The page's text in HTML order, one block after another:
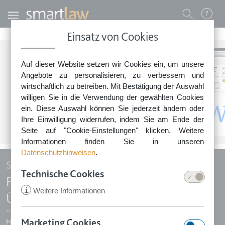
Einsatz von Cookies
Auf dieser Website setzen wir Cookies ein, um unsere
Angebote zu personalisieren, zu verbessern und
wirtschaftlich zu betreiben. Mit Bestätigung der Auswahl
willigen Sie in die Verwendung der gewählten Cookies
ein. Diese Auswahl können Sie jederzeit ändern oder
Ihre Einwilligung widerrufen, indem Sie am Ende der
Seite auf "Cookie-Einstellungen" klicken. Weitere
Informationen finden Sie in unseren
Datenschutzhinweisen.
Technische Cookies
i Weitere Informationen
Direkt zum Inhalt
0800 - 268 4 268 (kostenfrei)
Sie erreichen unser Service-Team:
Montag bis Freitag: 8-18 Uhr
Keine Rechtsberatung.
Benutzermenü
Smartlaw Rechtsdokumente
Familie & Privates - alle Dokumente im
Überblick
Hier finden Sie alle Rechtsdokumente des
Themenbereiches